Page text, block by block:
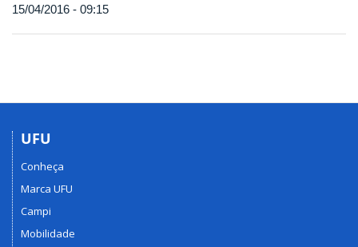
15/04/2016 - 09:15
UFU
Conheça
Marca UFU
Campi
Mobilidade